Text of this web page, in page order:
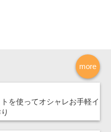
more
を使ってオシャレお手軽イ